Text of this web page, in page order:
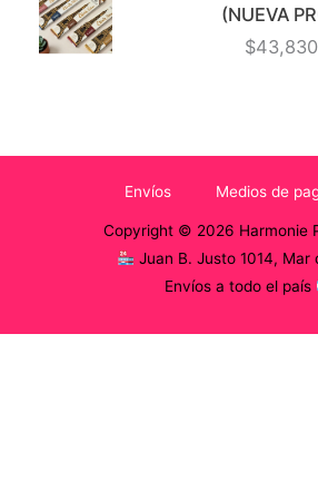
(NUEVA
$
Envíos Medios de
Copyright © 2026 Harmonie
Juan B. Justo 1014, Mar
Envíos a todo el país